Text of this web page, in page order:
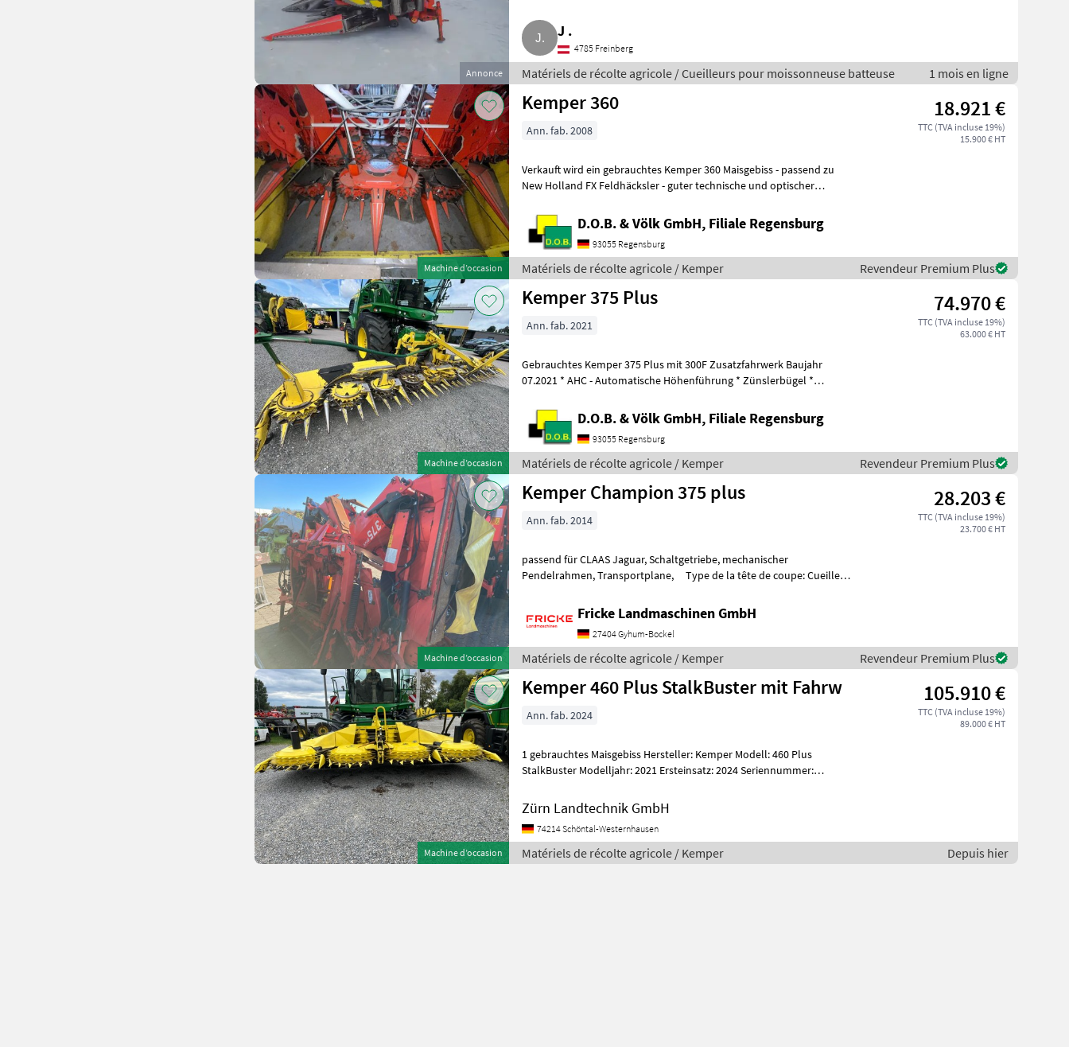
Annonce
J .
4785 Freinberg
Matériels de récolte agricole / Cueilleurs pour moissonneuse batteuse 1 mois en ligne
Machine d’occasion
Kemper 360 18.921 €
TTC (TVA incluse 19%)
15.900 € HT
Ann. fab. 2008
Verkauft wird ein gebrauchtes Kemper 360 Maisgebiss - passend zu
New Holland FX Feldhäcksler - guter technische und optischer
D.O.B. & Völk GmbH, Filiale Regensburg
93055 Regensburg
Matériels de récolte agricole / Kemper Revendeur Premium Plus
Machine d’occasion
Kemper 375 Plus 74.970 €
TTC (TVA incluse 19%)
63.000 € HT
Ann. fab. 2021
Gebrauchtes Kemper 375 Plus mit 300F Zusatzfahrwerk Baujahr
07.2021 * AHC - Automatische Höhenführung * Zünslerbügel *
D.O.B. & Völk GmbH, Filiale Regensburg
93055 Regensburg
Matériels de récolte agricole / Kemper Revendeur Premium Plus
Machine d’occasion
Kemper Champion 375 plus 28.203 €
TTC (TVA incluse 19%)
23.700 € HT
Ann. fab. 2014
passend für CLAAS Jaguar, Schaltgetriebe, mechanischer
Pendelrahmen, Transportplane, Type de la tête de coupe: Cueilleur
Fricke Landmaschinen GmbH
27404 Gyhum-Bockel
Matériels de récolte agricole / Kemper Revendeur Premium Plus
Machine d’occasion
Kemper 460 Plus StalkBuster mit Fahrw 105.910 €
TTC (TVA incluse 19%)
89.000 € HT
Ann. fab. 2024
1 gebrauchtes Maisgebiss Hersteller: Kemper Modell: 460 Plus
StalkBuster Modelljahr: 2021 Ersteinsatz: 2024 Seriennummer:
Zürn Landtechnik GmbH
74214 Schöntal-Westernhausen
Matériels de récolte agricole / Kemper Depuis hier